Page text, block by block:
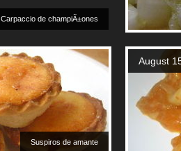
Carpaccio de champiÃ±ones
Suspiros de amante
August